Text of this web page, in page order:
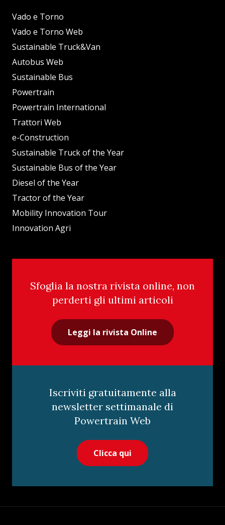
Vado e Torno
Vado e Torno Web
Sustainable Truck&Van
Autobus Web
Sustainable Bus
Powertrain
Powertrain International
Trattori Web
e-Construction
Sustainable Truck of the Year
Sustainable Bus of the Year
Diesel of the Year
Tractor of the Year
Mobility Innovation Tour
Innovation Agri
Sfoglia la nostra rivista online, non
perderti gli ultimi articoli
Leggi la rivista Online
Iscriviti gratuitamente alla
newsletter settimanale di
Powertrain Web
Clicca qui